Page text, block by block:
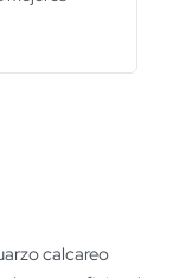
calcareo